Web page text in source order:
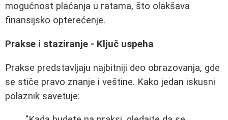
mogućnost plaćanja u ratama, što olakšava
finansijsko opterećenje.
Prakse i staziranje - Ključ uspeha
Prakse predstavljaju najbitniji deo obrazovanja, gde
se stiče pravo znanje i veštine. Kako jedan iskusni
polaznik savetuje: